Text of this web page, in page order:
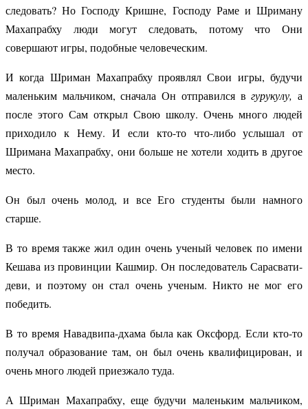
следовать? Но Господу Кришне, Господу Раме и Шриману
Махапрабху люди могут следовать, потому что Они
совершают игры, подобные человеческим.
И когда Шриман Махапрабху проявлял Свои игры, будучи
маленьким мальчиком, сначала Он отправился вгурукулу, а
после этого Сам открыл Свою школу. Очень много людей
приходило к Нему. И если кто-то что-либо услышал от
Шримана Махапрабху, они больше не хотели ходить в другое
место.
Он был очень молод, и все Его студенты были намного
старше.
В то время также жил один очень ученый человек по имени
Кешава из провинции Кашмир. Он последователь Сарасвати-
деви, и поэтому он стал очень ученым. Никто не мог его
победить.
В то время Навадвипа-дхама была как Оксфорд. Если кто-то
получал образование там, он был очень квалифицирован, и
очень много людей приезжало туда.
А Шриман Махапрабху, еще будучи маленьким мальчиком,